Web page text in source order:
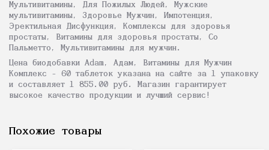
Мультивитамины, Для Пожилых Людей, Мужские
мультивитамины, Здоровье Мужчин, Импотенция,
Эректильная Дисфункция, Комплексы для здоровья
простаты, Витамины для здоровья простаты, Со
Пальметто, Мультивитамины для мужчин.
Цена биодобавки Adam, Адам, Витамины для Мужчин
Комплекс - 60 таблеток указана на сайте за 1 упаковку
и составляет 1 855.00 руб. Магазин гарантирует
высокое качество продукции и лучший сервис!
Похожие товары